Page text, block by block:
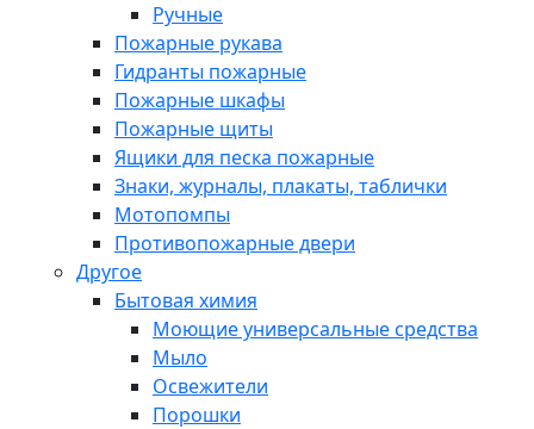
Ручные
Пожарные рукава
Гидранты пожарные
Пожарные шкафы
Пожарные щиты
Ящики для песка пожарные
Знаки, журналы, плакаты, таблички
Мотопомпы
Противопожарные двери
Другое
Бытовая химия
Моющие универсальные средства
Мыло
Освежители
Порошки